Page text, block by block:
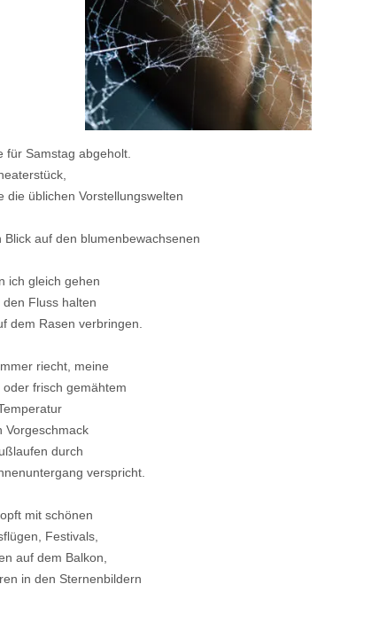
für Samstag abgeholt.
die üblichen Vorstellungswelten
auf den blumenbewachsenen
ich gleich gehen
Fluss halten
dem Rasen verbringen.
riecht, meine
frisch gemähtem
Vorgeschmack
durch
verspricht.
mit schönen
Festivals,
auf dem Balkon,
in den Sternenbildern